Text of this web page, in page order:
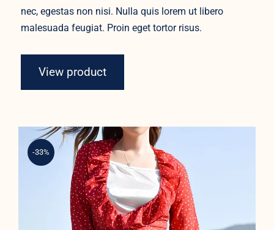
nec, egestas non nisi. Nulla quis lorem ut libero
malesuada feugiat. Proin eget tortor risus.
View product
-33%